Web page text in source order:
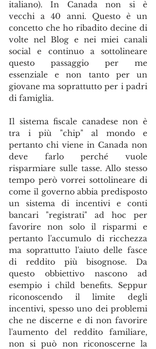
italiano). In Canada non si è
vecchi a 40 anni. Questo è un
concetto che ho ribadito decine di
volte nel Blog e nei miei canali
social e continuo a sottolineare
questo passaggio per me
essenziale e non tanto per un
giovane ma soprattutto per i padri
di famiglia.
Il sistema fiscale canadese non è
tra i più "chip" al mondo e
pertanto chi viene in Canada non
deve farlo perché vuole
risparmiare sulle tasse. Allo stesso
tempo però vorrei sottolineare di
come il governo abbia predisposto
un sistema di incentivi e conti
bancari "registrati" ad hoc per
favorire non solo il risparmi e
pertanto l'accumulo di ricchezza
ma soprattutto l'aiuto delle fasce
di reddito più bisognose. Da
questo obbiettivo nascono ad
esempio i child benefits. Seppur
riconoscendo il limite degli
incentivi, spesso uno dei problemi
che ne discerne e di non favorire
l'aumento del reddito familiare,
non si può non riconoscerne la